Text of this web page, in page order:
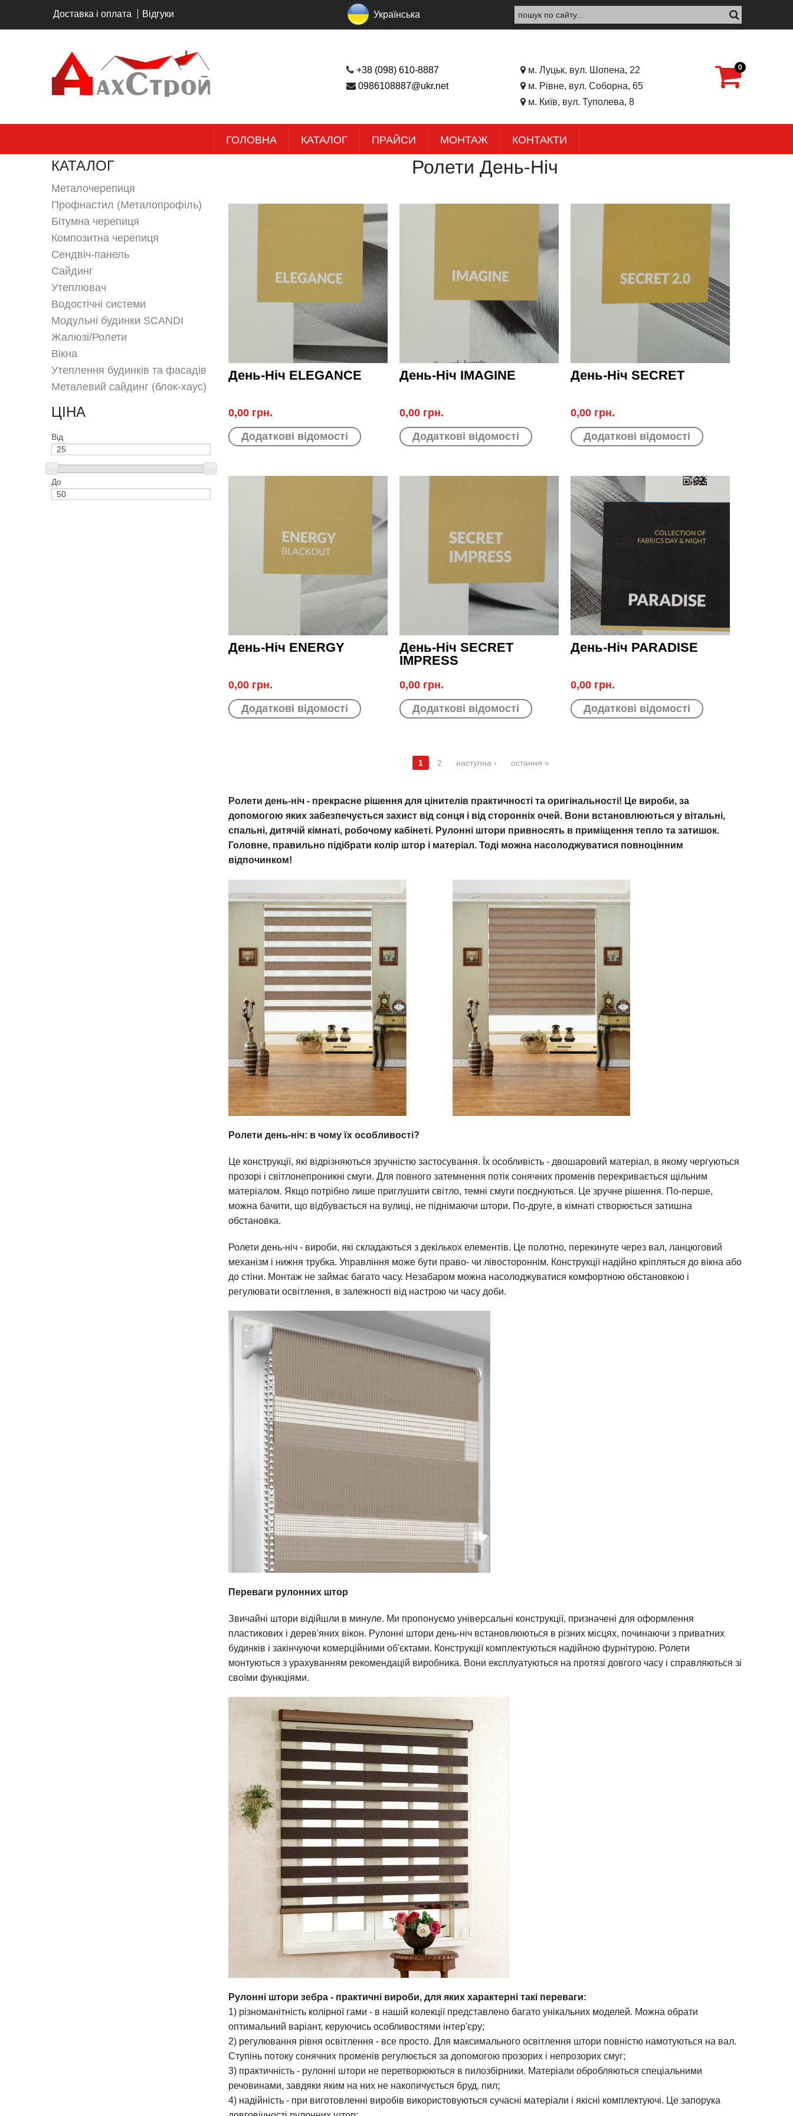
Доставка і оплата Відгуки Українська
+38 (098) 610-8887
0986108887@ukr.net
м. Луцьк, вул. Шопена, 22
м. Рівне, вул. Соборна, 65
м. Київ, вул. Туполева, 8
0
ГОЛОВНА КАТАЛОГ ПРАЙСИ МОНТАЖ КОНТАКТИ
КАТАЛОГ
Металочерепиця
Профнастил (Металопрофіль)
Бітумна черепиця
Композитна черепиця
Сендвіч-панель
Сайдинг
Утеплювач
Водостічні системи
Модульні будинки SCANDI
Жалюзі/Ролети
Вікна
Утеплення будинків та фасадів
Металевий сайдинг (блок-хаус)
ЦІНА
Від
До
Ролети День-Ніч
День-Ніч ELEGANCE
0,00 грн.
Додаткові відомості
День-Ніч IMAGINE
0,00 грн.
Додаткові відомості
День-Ніч SECRET
0,00 грн.
Додаткові відомості
День-Ніч ENERGY
0,00 грн.
Додаткові відомості
День-Ніч SECRET
IMPRESS
0,00 грн.
Додаткові відомості
День-Ніч PARADISE
0,00 грн.
Додаткові відомості
1 2 наступна › остання »
Ролети день-ніч - прекрасне рішення для цінителів практичності та оригінальності! Це вироби, за
допомогою яких забезпечується захист від сонця і від сторонніх очей. Вони встановлюються у вітальні,
спальні, дитячій кімнаті, робочому кабінеті. Рулонні штори привносять в приміщення тепло та затишок.
Головне, правильно підібрати колір штор і матеріал. Тоді можна насолоджуватися повноцінним
відпочинком!
Ролети день-ніч: в чому їх особливості?
Це конструкції, які відрізняються зручністю застосування. Їх особливість - двошаровий матеріал, в якому чергуються
прозорі і світлонепроникні смуги. Для повного затемнення потік сонячних променів перекривається щільним
матеріалом. Якщо потрібно лише приглушити світло, темні смуги поєднуються. Це зручне рішення. По-перше,
можна бачити, що відбувається на вулиці, не піднімаючи штори. По-друге, в кімнаті створюється затишна
обстановка.
Ролети день-ніч - вироби, які складаються з декількох елементів. Це полотно, перекинуте через вал, ланцюговий
механізм і нижня трубка. Управління може бути право- чи лівостороннім. Конструкції надійно кріпляться до вікна або
до стіни. Монтаж не займає багато часу. Незабаром можна насолоджуватися комфортною обстановкою і
регулювати освітлення, в залежності від настрою чи часу доби.
Переваги рулонних штор
Звичайні штори відійшли в минуле. Ми пропонуємо універсальні конструкції, призначені для оформлення
пластикових і дерев'яних вікон. Рулонні штори день-ніч встановлюються в різних місцях, починаючи з приватних
будинків і закінчуючи комерційними об'єктами. Конструкції комплектуються надійною фурнітурою. Ролети
монтуються з урахуванням рекомендацій виробника. Вони експлуатуються на протязі довгого часу і справляються зі
своїми функціями.
Рулонні штори зебра - практичні вироби, для яких характерні такі переваги:
1) різноманітність колірної гами - в нашій колекції представлено багато унікальних моделей. Можна обрати
оптимальний варіант, керуючись особливостями інтер'єру;
2) регулювання рівня освітлення - все просто. Для максимального освітлення штори повністю намотуються на вал.
Ступінь потоку сонячних променів регулюється за допомогою прозорих і непрозорих смуг;
3) практичність - рулонні штори не перетворюються в пилозбірники. Матеріали обробляються спеціальними
речовинами, завдяки яким на них не накопичується бруд, пил;
4) надійність - при виготовленні виробів використовуються сучасні матеріали і якісні комплектуючі. Це запорука